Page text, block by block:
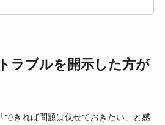
ラブルを開示した方が
できれば問題は伏せておきたい」と感